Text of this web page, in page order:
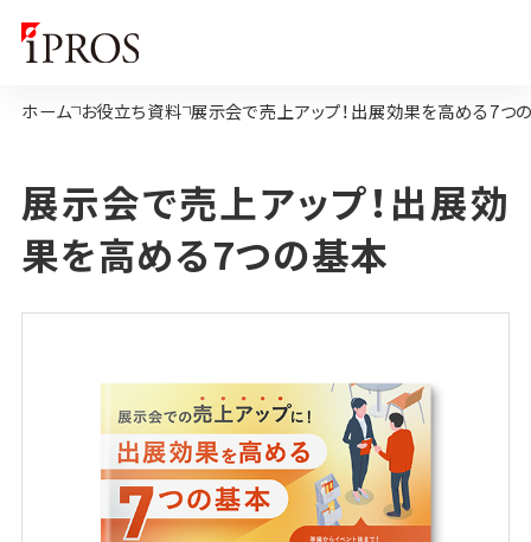
ホーム お役立ち資料 展示会で売上アップ！出展効果を高める7つ
展示会で売上アップ！出展効
果を高める7つの基本